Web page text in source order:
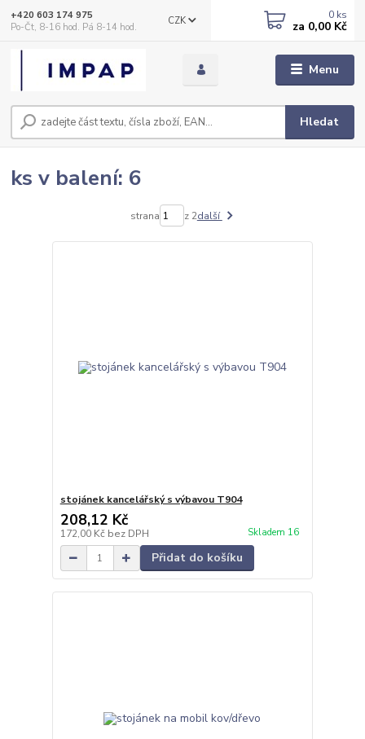
Menu
CZK
Hledat
+420 603 174 975
Po-Čt, 8-16 hod. Pá 8-14 hod.
0 ks
za 0,00 Kč
ks v balení: 6
strana z 2další
stojánek kancelářský s výbavou T904
208,12 Kč
172,00 Kč bez DPH Skladem 16
Přidat do košíku